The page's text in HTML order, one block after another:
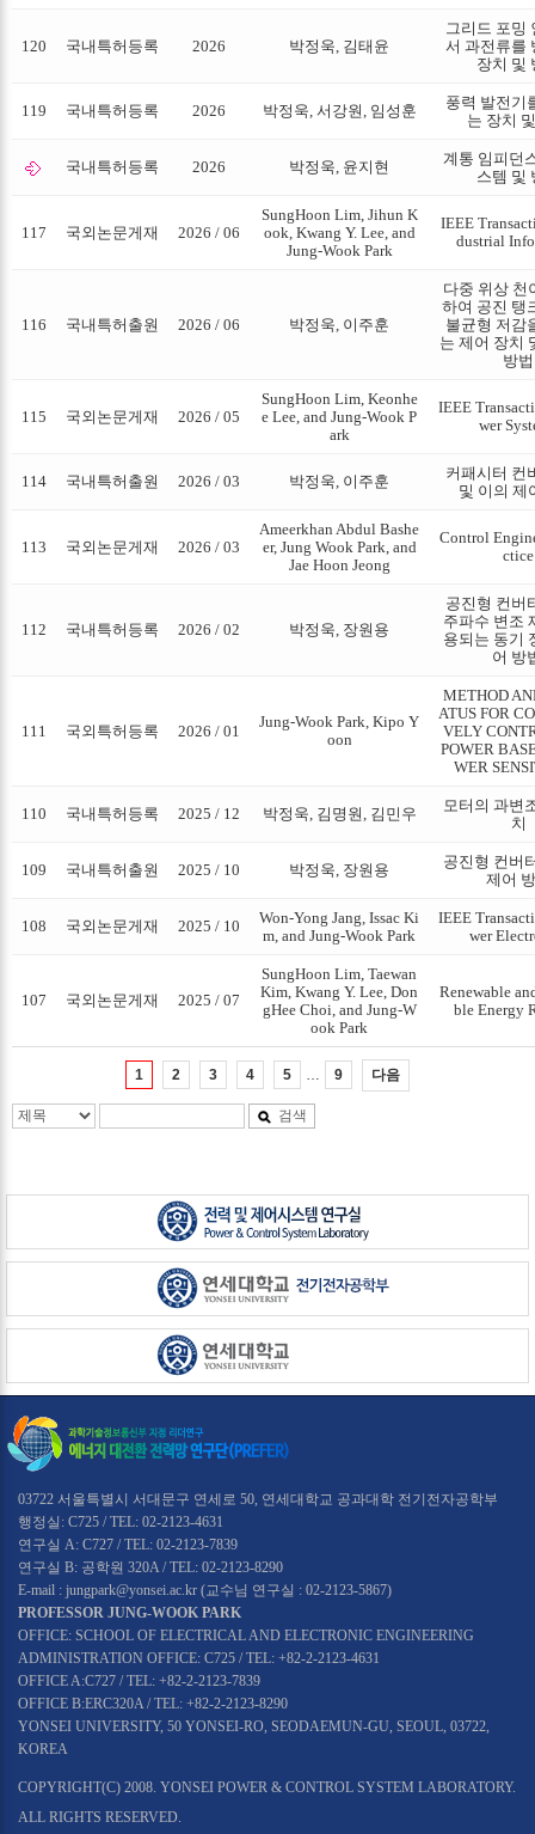
120 국내특허등록 2026 박정욱, 김태윤
그리드 포밍
서 과전류를
장치 및
119 국내특허등록 2026 박정욱, 서강원, 임성훈
풍력 발전기
는 장치
국내특허등록 2026 박정욱, 윤지현
계통 임피던
스템 및
117 국외논문게재 2026 / 06
SungHoon Lim, Jihun K
ook, Kwang Y. Lee, and
Jung-Wook Park
IEEE
dustrial
116 국내특허출원 2026 / 06 박정욱, 이주훈
다중 위상 천
하여 공진 탱
불균형 저감
는 제어 장치
방법
115 국외논문게재 2026 / 05
SungHoon Lim, Keonhe
e Lee, and Jung-Wook P
ark
IEEE
wer
114 국내특허출원 2026 / 03 박정욱, 이주훈
커패시터 컨
및 이의 제
113 국외논문게재 2026 / 03
Ameerkhan Abdul Bashe
er, Jung Wook Park, and
Jae Hoon Jeong
Control
ctice
112 국내특허등록 2026 / 02 박정욱, 장원용
공진형 컨버
주파수 변조
용되는 동기
어 방
111 국외특허등록 2026 / 01
Jung-Wook Park, Kipo Y
oon
METHOD
ATUS FOR
VELY
POWER
WER
110 국내특허등록 2025 / 12 박정욱, 김명원, 김민우
모터의 과변
치
109 국내특허출원 2025 / 10 박정욱, 장원용
공진형 컨버
제어
108 국외논문게재 2025 / 10
Won-Yong Jang, Issac Ki
m, and Jung-Wook Park
IEEE
wer
107 국외논문게재 2025 / 07
SungHoon Lim, Taewan
Kim, Kwang Y. Lee, Don
gHee Choi, and Jung-W
ook Park
Renewable
ble Energy
1 2 3 4 5 9 다음
검색
03722 서울특별시 서대문구 연세로 50, 연세대학교 공과대학 전기전자공학부
행정실: C725 / TEL: 02-2123-4631
연구실 A: C727 / TEL: 02-2123-7839
연구실 B: 공학원 320A / TEL: 02-2123-8290
E-mail : jungpark@yonsei.ac.kr (교수님 연구실 : 02-2123-5867)
PROFESSOR JUNG-WOOK PARK
OFFICE: SCHOOL OF ELECTRICAL AND ELECTRONIC ENGINEERING
ADMINISTRATION OFFICE: C725 / TEL: +82-2-2123-4631
OFFICE A:C727 / TEL: +82-2-2123-7839
OFFICE B:ERC320A / TEL: +82-2-2123-8290
YONSEI UNIVERSITY, 50 YONSEI-RO, SEODAEMUN-GU, SEOUL, 03722,
KOREA
COPYRIGHT(C) 2008. YONSEI POWER & CONTROL SYSTEM LABORATORY.
ALL RIGHTS RESERVED.